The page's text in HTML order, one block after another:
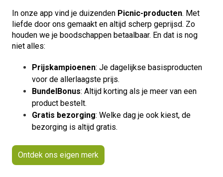
In onze app vind je duizenden Picnic-producten. Met
liefde door ons gemaakt en altijd scherp geprijsd. Zo
houden we je boodschappen betaalbaar. En dat is nog
niet alles:
Prijskampioenen: Je dagelijkse basisproducten
voor de allerlaagste prijs.
BundelBonus: Altijd korting als je meer van een
product bestelt.
Gratis bezorging: Welke dag je ook kiest, de
bezorging is altijd gratis.
Ontdek ons eigen merk